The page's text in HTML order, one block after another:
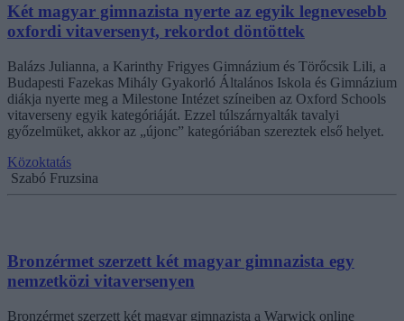
Két magyar gimnazista nyerte az egyik legnevesebb
oxfordi vitaversenyt, rekordot döntöttek
Balázs Julianna, a Karinthy Frigyes Gimnázium és Törőcsik Lili, a
Budapesti Fazekas Mihály Gyakorló Általános Iskola és Gimnázium
diákja nyerte meg a Milestone Intézet színeiben az Oxford Schools
vitaverseny egyik kategóriáját. Ezzel túlszárnyalták tavalyi
győzelmüket, akkor az „újonc” kategóriában szereztek első helyet.
Közoktatás
Szabó Fruzsina
Bronzérmet szerzett két magyar gimnazista egy
nemzetközi vitaversenyen
Bronzérmet szerzett két magyar gimnazista a Warwick online